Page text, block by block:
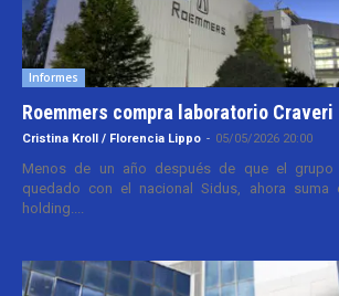
Informes
Roemmers compra laboratorio Craveri
Cristina Kroll / Florencia Lippo - 05/05/2026 20:00
Menos de un año después de que el grupo
quedado con el nacional Sidus, ahora suma
holding....